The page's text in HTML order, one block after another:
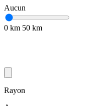
Aucun
0 km 50 km
Rayon